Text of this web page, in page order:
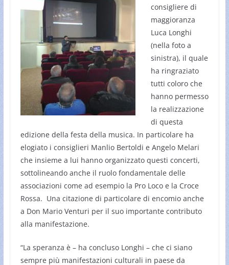
consigliere di
maggioranza
Luca Longhi
(nella foto a
sinistra), il quale
ha ringraziato
tutti coloro che
hanno permesso
la realizzazione
di questa
edizione della festa della musica. In particolare ha
elogiato i consiglieri Manlio Bertoldi e Angelo Melari
che insieme a lui hanno organizzato questi concerti,
sottolineando anche il ruolo fondamentale delle
associazioni come ad esempio la Pro Loco e la Croce
Rossa. Una citazione di particolare di encomio anche
a Don Mario Venturi per il suo importante contributo
alla manifestazione.
“La speranza è – ha concluso Longhi – che ci siano
sempre più manifestazioni culturali in paese da